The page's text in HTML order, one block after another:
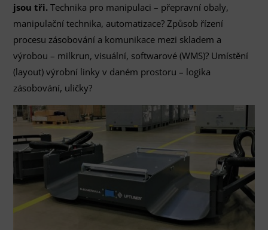
jsou tři. Technika pro manipulaci – přepravní obaly,
manipulační technika, automatizace? Způsob řízení
procesu zásobování a komunikace mezi skladem a
výrobou – milkrun, visuální, softwarové (WMS)? Umístění
(layout) výrobní linky v daném prostoru – logika
zásobování, uličky?